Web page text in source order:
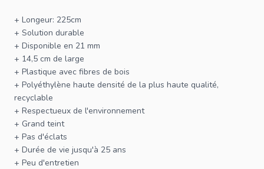
+ Longeur: 225cm
+ Solution durable
+ Disponible en 21 mm
+ 14,5 cm de large
+ Plastique avec fibres de bois
+ Polyéthylène haute densité de la plus haute qualité,
recyclable
+ Respectueux de l'environnement
+ Grand teint
+ Pas d'éclats
+ Durée de vie jusqu'à 25 ans
+ Peu d'entretien